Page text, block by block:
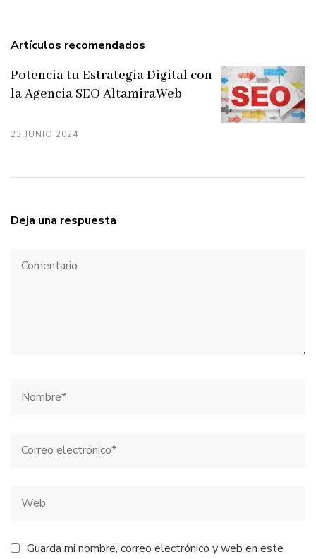
Artículos recomendados
23 JUNIO 2024
Potencia tu Estrategia Digital con
la Agencia SEO AltamiraWeb
Deja una respuesta
Guarda mi nombre, correo electrónico y web en este